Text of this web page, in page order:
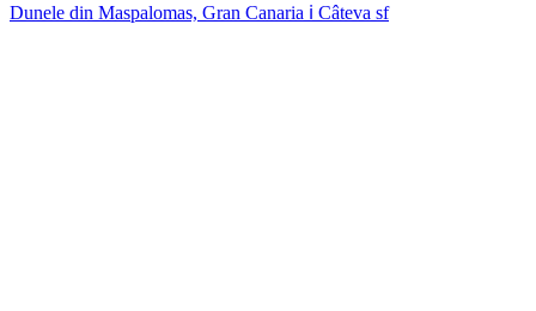
Dunele din Maspalomas, Gran Canaria ℹ️ Câteva sf